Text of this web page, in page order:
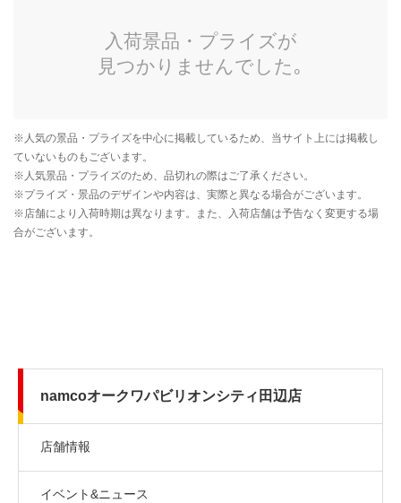
namcoオークワパビリオンシティ田辺店
店舗情報
イベント&ニュース